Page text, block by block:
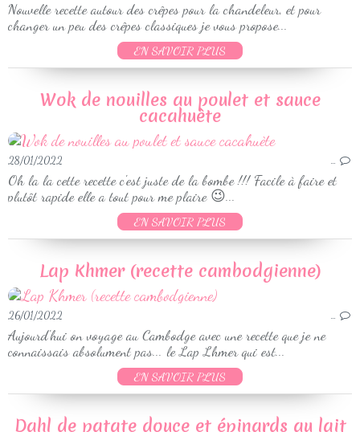
Nouvelle recette autour des crêpes pour la chandeleur, et pour
changer un peu des crêpes classiques je vous propose...
EN SAVOIR PLUS
Wok de nouilles au poulet et sauce
cacahuète
28/01/2022 …
Oh la la cette recette c'est juste de la bombe !!! Facile à faire et
plutôt rapide elle a tout pour me plaire 😉...
EN SAVOIR PLUS
Lap Khmer (recette cambodgienne)
26/01/2022 …
Aujourd'hui on voyage au Cambodge avec une recette que je ne
connaissais absolument pas... le Lap Lhmer qui est...
EN SAVOIR PLUS
Dahl de patate douce et épinards au lait